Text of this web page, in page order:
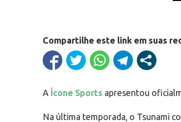
Compartilhe este link em suas
A Ícone Sports apresentou
Na última temporada, o Tsunami